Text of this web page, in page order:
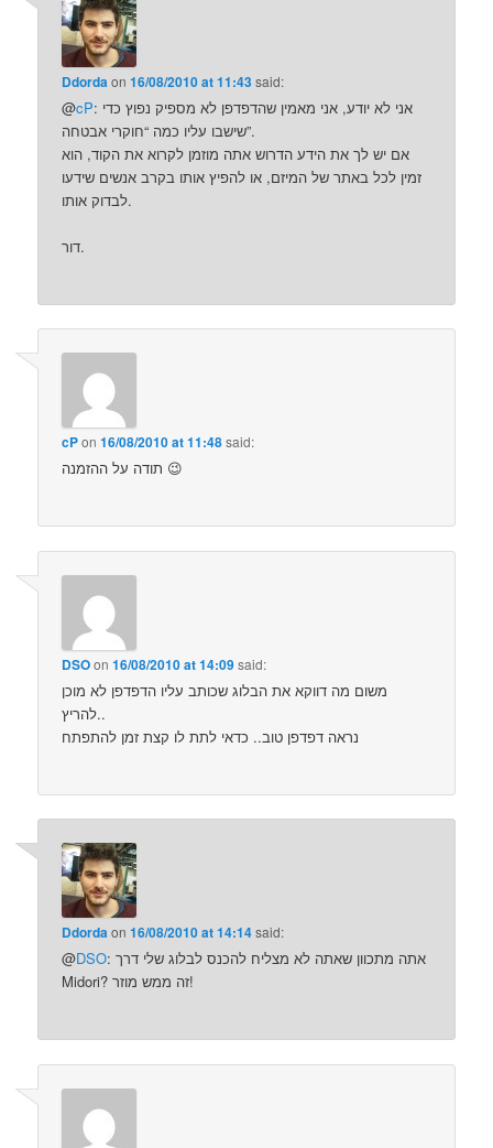
Ddorda on16/08/2010 at 11:43said:
@cP: אני לא יודע, אני מאמין שהדפדפן לא מספיק נפוץ כדי
שישבו עליו כמה “חוקרי אבטחה”.
אם יש לך את הידע הדרוש אתה מוזמן לקרוא את הקוד, הוא
זמין לכל באתר של המיזם, או להפיץ אותו בקרב אנשים שידעו
לבדוק אותו.
דור.
cPon16/08/2010 at 11:48said:
תודה על ההזמנה 😉
DSOon16/08/2010 at 14:09said:
משום מה דווקא את הבלוג שכותב עליו הדפדפן לא מוכן
להריץ..
נראה דפדפן טוב.. כדאי לתת לו קצת זמן להתפתח
Ddordaon16/08/2010 at 14:14said:
@DSO: אתה מתכוון שאתה לא מצליח להכנס לבלוג שלי דרך
Midori? זה ממש מוזר!